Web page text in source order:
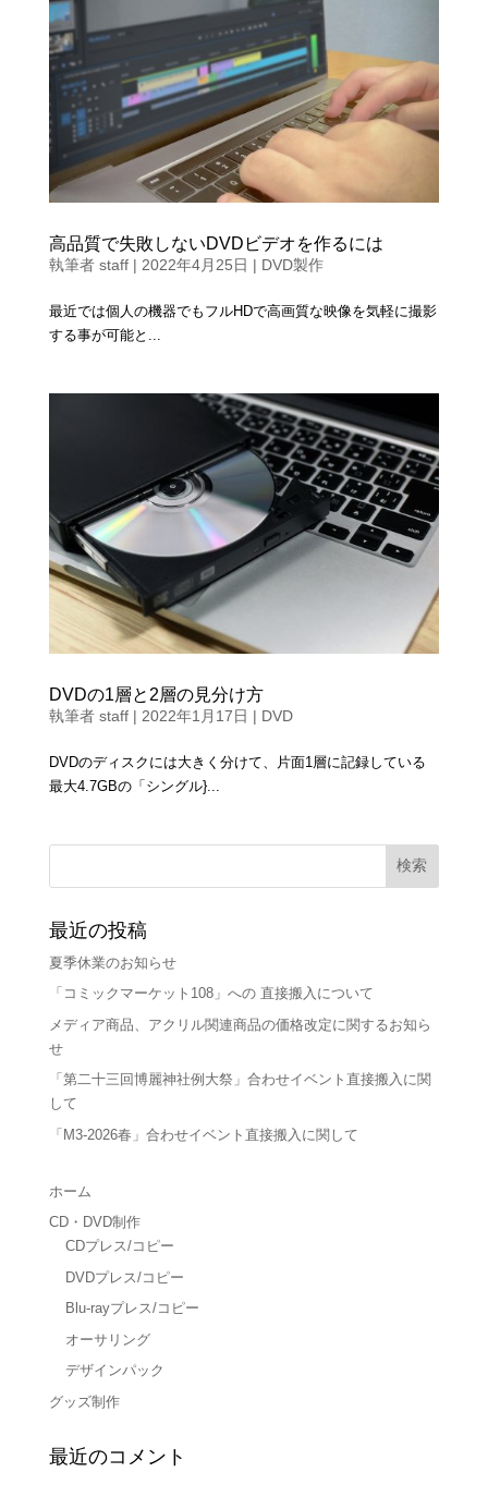
高品質で失敗しないDVDビデオを作るには
執筆者 staff| 2022年4月25日 | DVD製作
最近では個人の機器でもフルHDで高画質な映像を気軽に撮影
する事が可能と ...
DVDの1層と2層の見分け方
執筆者 staff| 2022年1月17日 | DVD
DVDのディスクには大きく分けて、片面1層に記録している
最大4.7GBの「シングル}...
最近の投稿
夏季休業のお知らせ
「コミックマーケット108」への 直接搬入について
メディア商品、アクリル関連商品の価格改定に関するお知ら
せ
「第二十三回博麗神社例大祭」合わせイベント直接搬入に関
して
「M3-2026春」合わせイベント直接搬入に関して
ホーム
CD・DVD制作
CDプレス/コピー
DVDプレス/コピー
Blu-rayプレス/コピー
オーサリング
デザインパック
グッズ制作
最近のコメント